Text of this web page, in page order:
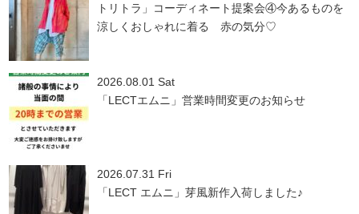
トリトラ」コーディネート提案会④今あるものを
涼しくおしゃれに着る 赤の気分♡
2026.08.01 Sat
「LECTエムニ」営業時間変更のお知らせ
2026.07.31 Fri
「LECT エムニ」芽風新作入荷しました♪